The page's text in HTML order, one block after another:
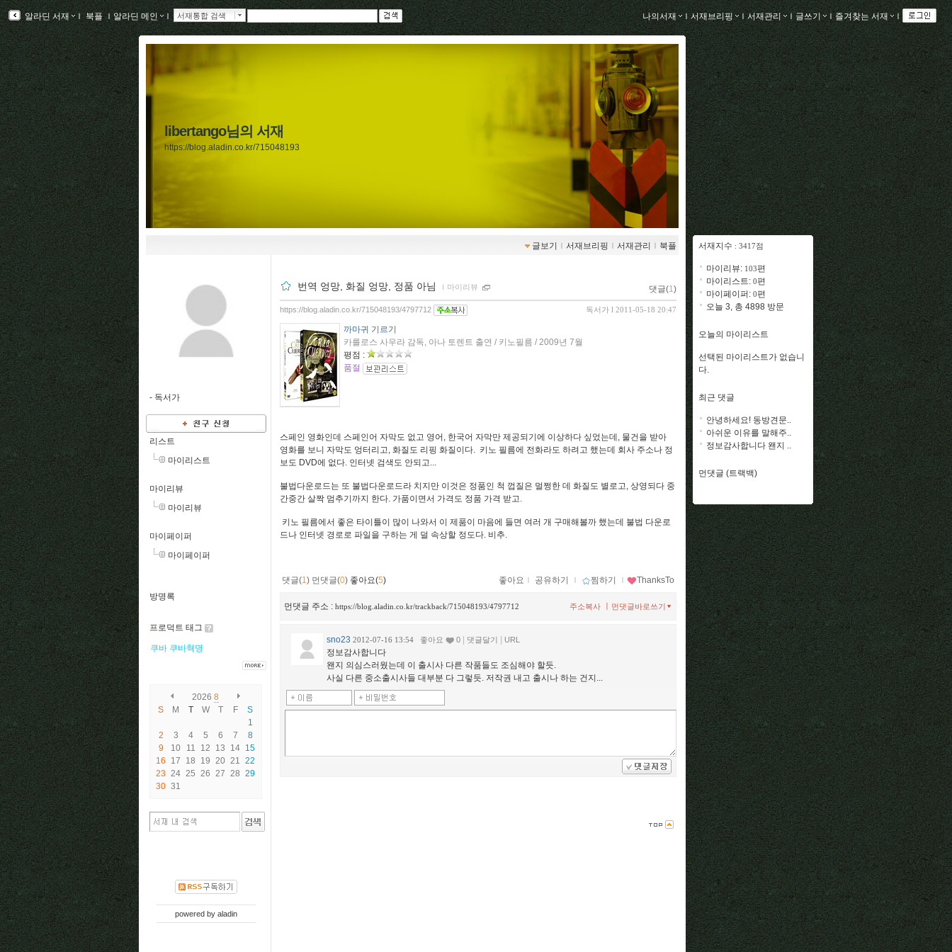
알라딘 서재 ｌ 북플 ｌ알라딘 메인 ｌ 서재통합 검색 나의서재 ｌ서재브리핑 ｌ서재관리 ｌ 글쓰기 ｌ즐겨찾는 서재 ｌ
libertango님의 서재
https://blog.aladin.co.kr/715048193
글보기 ｌ 서재브리핑 ｌ 서재관리 ｌ 북플
- 독서가
리스트
마이리스트
마이리뷰
마이리뷰
마이페이퍼
마이페이퍼
방명록
프로덕트 태그
쿠바 쿠바혁명
2026 8
S
M T W T F
S
1
2
3 4 5 6 7
8
9
10 11 12 13 14 15
16
17 18 19 20 21 22
23 24 25 26 27 28 29
30 31
powered by aladin
번역 엉망, 화질 엉망, 정품 아님 ｌ 마이리뷰 댓글(1)
독서가 l 2011-05-18 20:47
https://blog.aladin.co.kr/715048193/4797712
까마귀 기르기
카를로스 사우라 감독, 아나 토렌트 출연 / 키노필름 / 2009년 7월
평점 :
품절
스페인 영화인데 스페인어 자막도 없고 영어, 한국어 자막만 제공되기에 이상하다 싶었는데, 물건을 받아
영화를 보니 자막도 엉터리고, 화질도 리핑 화질이다. 키노 필름에 전화라도 하려고 했는데 회사 주소나 정
보도 DVD에 없다. 인터넷 검색도 안되고...
불법다운로드는 또 불법다운로드라 치지만 이것은 정품인 척 껍질은 멀쩡한 데 화질도 별로고, 상영되다 중
간중간 살짝 멈추기까지 한다. 가품이면서 가격도 정품 가격 받고.
키노 필름에서 좋은 타이틀이 많이 나와서 이 제품이 마음에 들면 여러 개 구매해볼까 했는데 불법 다운로
드나 인터넷 경로로 파일을 구하는 게 덜 속상할 정도다. 비추.
댓글(1) 먼댓글(0) 좋아요(5) 좋아요 ｌ 공유하기 ｌ 찜하기 ｌ ThanksTo
먼댓글 주소 : https://blog.aladin.co.kr/trackback/715048193/4797712 먼댓글바로쓰기
주소복사
sno23 2012-07-16 13:54 좋아요 0 댓글달기 URL
정보감사합니다
왠지 의심스러웠는데 이 출시사 다른 작품들도 조심해야 할듯.
사실 다른 중소출시사들 대부분 다 그렇듯. 저작권 내고 출시나 하는 건지...
서재지수 : 3417점
마이리뷰: 103편
마이리스트: 0편
마이페이퍼: 0편
오늘 3, 총 4898 방문
오늘의 마이리스트
선택된 마이리스트가 없습니
다.
최근 댓글
안녕하세요! 동방견문..
아쉬운 이유를 말해주..
정보감사합니다 왠지 ..
먼댓글 (트랙백)